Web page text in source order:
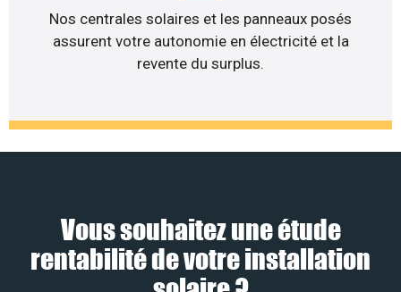
Nos centrales solaires et les panneaux posés
assurent votre autonomie en électricité et la
revente du surplus.
Vous souhaitez une étude
rentabilité de votre installation